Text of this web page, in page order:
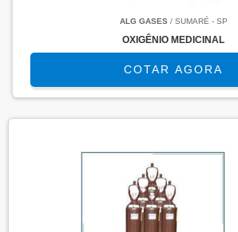
ALG GASES/ SUMARÉ - SP
OXIGÊNIO MEDICINAL
COTAR AGORA